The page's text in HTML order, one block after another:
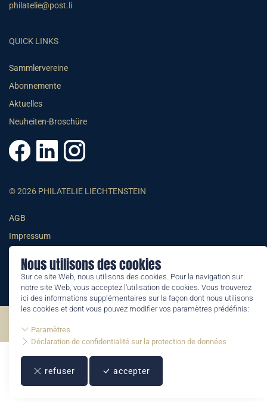
Nous utilisons des cookies
Sur ce site Web, nous utilisons des cookies. Pour la navigation sur
notre site Web, vous acceptez l'utilisation de cookies. Vous trouverez
ici des informations supplémentaires sur la façon dont nous utilisons
les cookies et dont vous pouvez modifier vos paramètres prédéfinis:
Paramètres
Déclaration de confidentialité sur la protection de données
refuser accepter
philatelie@post.li
QUICK LINKS
Sammlervereine
Abonnemente
Aktuelles
Neuheiten-Broschüre
© 2026 PHILATELIE LIECHTENSTEIN
AGB
Impressum